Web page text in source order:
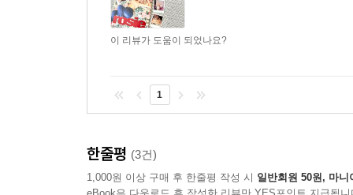
이 리뷰가 도움이 되었나요?
1
한줄평 (3건)
1,000원 이상 구매 후 한줄평 작성 시 일반회원 50원, 마니